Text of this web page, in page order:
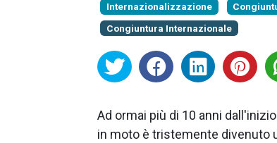
Internazionalizzazione
Congiuntura Internazionale
Ad ormai più di 10 anni
in moto è tristemente divenuto